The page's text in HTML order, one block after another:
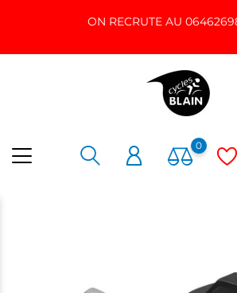
ON RECRUTE AU
0